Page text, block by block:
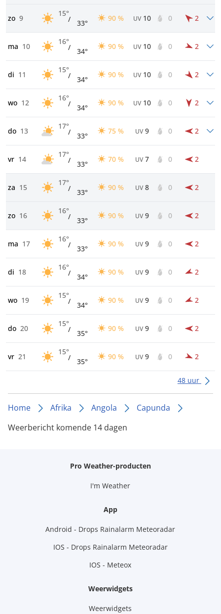
zo 9
15°
/ 33°
90 % UV 10 0 2
ma 10
16°
/ 34°
90 % UV 10 0 2
di 11
15°
/ 34°
90 % UV 10 0 2
wo 12
16°
/ 34°
90 % UV 10 0 2
do 13
17°
/ 33°
75 % UV 9 0 2
vr 14
17°
/ 33°
70 % UV 7 0 2
za 15
17°
/ 33°
90 % UV 8 0 2
zo 16
16°
/ 33°
90 % UV 9 0 2
ma 17
16°
/ 33°
90 % UV 9 0 2
di 18
16°
/ 34°
90 % UV 9 0 2
wo 19
15°
/ 34°
90 % UV 9 0 2
do 20
15°
/ 35°
90 % UV 9 0 2
vr 21
15°
/ 35°
90 % UV 9 0 2
48 uur
Home Afrika Angola
Capunda
Weerbericht komende 14 dagen
Pro Weather-producten
I'm Weather
App
Android - Drops Rainalarm Meteoradar
IOS - Drops Rainalarm Meteoradar
IOS - Meteox
Weerwidgets
Weerwidgets